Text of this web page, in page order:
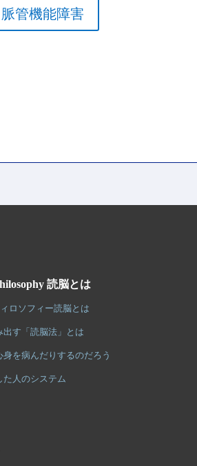
脈管機能障害
読脳とは
ロソフィー読脳とは
出す「読脳法」とは
を病んだりするのだろう
た人のシステム